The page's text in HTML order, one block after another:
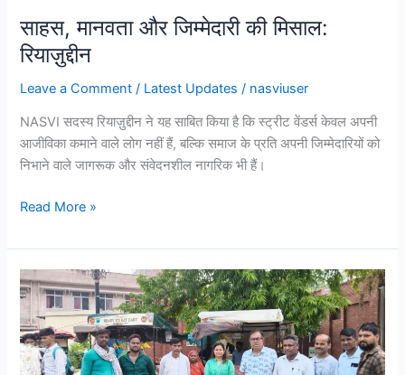
साहस, मानवता और जिम्मेदारी की मिसाल:
रियाज़ुद्दीन
Leave a Comment / Latest Updates / nasviuser
NASVI सदस्य रियाज़ुद्दीन ने यह साबित किया है कि स्ट्रीट वेंडर्स केवल अपनी
आजीविका कमाने वाले लोग नहीं हैं, बल्कि समाज के प्रति अपनी जिम्मेदारियों को
निभाने वाले जागरूक और संवेदनशील नागरिक भी हैं।
Read More »
NASVI
National
Coordinator
Visits
Varanasi